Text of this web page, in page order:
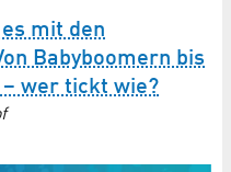
mit den
Babyboomern bis
wer tickt wie?